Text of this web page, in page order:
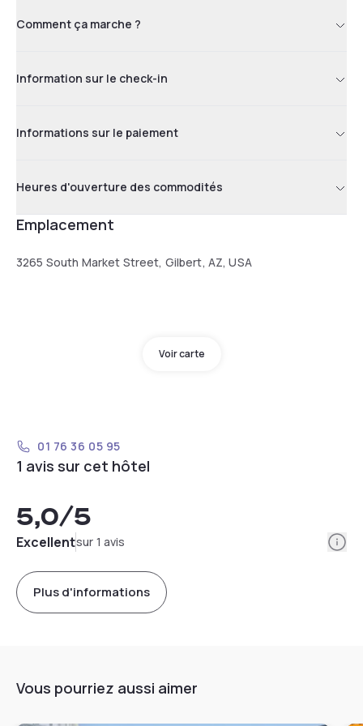
Comment ça marche ?
Information sur le check-in
Informations sur le paiement
Heures d'ouverture des commodités
Emplacement
3265 South Market Street, Gilbert, AZ, USA
Voir carte
01 76 36 05 95
1 avis sur cet hôtel
5,0/5
Excellentsur 1 avis
Plus d'informations
Vous pourriez aussi aimer